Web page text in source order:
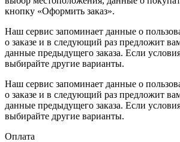
кнопку «Оформить заказ».
Наш сервис запоминает данные о
о заказе и в следующий раз предложит
данные предыдущего заказа. Если
выбирайте другие варианты.
Наш сервис запоминает данные о
о заказе и в следующий раз предложит
данные предыдущего заказа. Если
выбирайте другие варианты.
Оплата